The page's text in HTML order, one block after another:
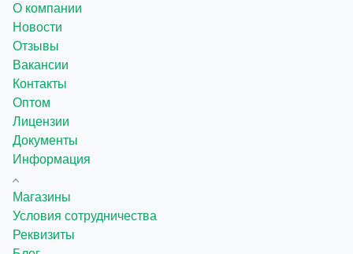
О компании
Новости
Отзывы
Вакансии
Контакты
Оптом
Лицензии
Документы
Информация
Магазины
Условия сотрудничества
Реквизиты